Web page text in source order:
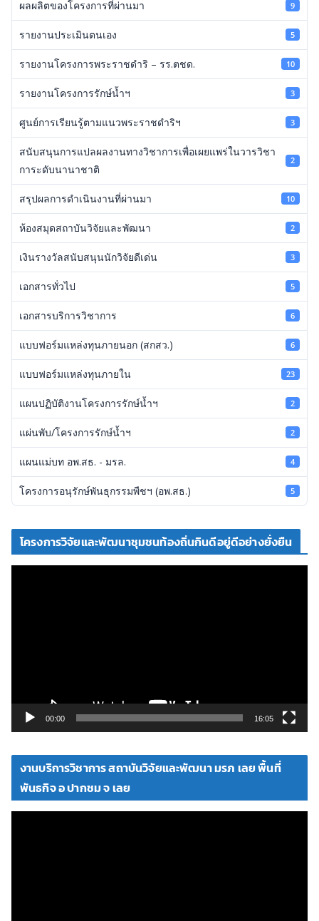
ผลผลิตของโครงการที่ผ่านมา 9
รายงานประเมินตนเอง 5
รายงานโครงการพระราชดำริ – รร.ตชด. 10
รายงานโครงการรักษ์น้ำฯ 3
ศูนย์การเรียนรู้ตามแนวพระราชดำริฯ 3
สนับสนุนการแปลผลงานทางวิชาการเพื่อเผยแพร่ในวารวิชา
การะดับนานาชาติ
2
สรุปผลการดำเนินงานที่ผ่านมา 10
ห้องสมุดสถาบันวิจัยและพัฒนา 2
เงินรางวัลสนับสนุนนักวิจัยดีเด่น 3
เอกสารทั่วไป 5
เอกสารบริการวิชาการ 6
แบบฟอร์มแหล่งทุนภายนอก (สกสว.) 6
แบบฟอร์มแหล่งทุนภายใน 23
แผนปฏิบัติงานโครงการรักษ์น้ำฯ 2
แผ่นพับ/โครงการรักษ์น้ำฯ 2
แผนแม่บท อพ.สธ. - มรล. 4
โครงการอนุรักษ์พันธุกรรมพืชฯ (อพ.สธ.) 5
โครงการวิจัยและพัฒนาชุมชนท้องถิ่นกินดีอยู่ดีอย่างยั่งยืน
ดี
00:00 16:05
งานบริการวิชาการ สถาบันวิจัยและพัฒนา มรภ เลย พื้นที่
พันธกิจ อ ปากชม จ เลย